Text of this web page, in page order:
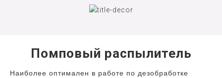
Помповый распылитель
Наиболее оптимален в работе по дезобработке